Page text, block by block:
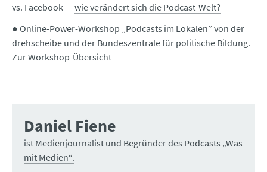
vs. Facebook —wie verändert sich die Podcast-Welt?
● Online-Power-Workshop „Podcasts im Lokalen” von der
drehscheibe und der Bundeszentrale für politische Bildung.
Zur Workshop-Übersicht
Daniel Fiene
ist Medienjournalist und Begründer des Podcasts „Was
mit Medien“.